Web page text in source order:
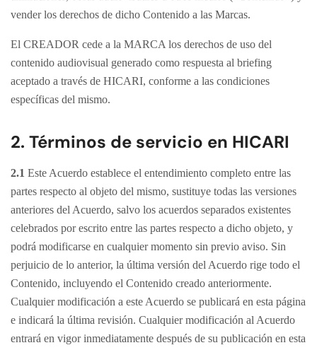
vender los derechos de dicho Contenido a las Marcas.
El CREADOR cede a la MARCA los derechos de uso del
contenido audiovisual generado como respuesta al briefing
aceptado a través de HICARI, conforme a las condiciones
específicas del mismo.
2. Términos de servicio en HICARI
2.1 Este Acuerdo establece el entendimiento completo entre las
partes respecto al objeto del mismo, sustituye todas las versiones
anteriores del Acuerdo, salvo los acuerdos separados existentes
celebrados por escrito entre las partes respecto a dicho objeto, y
podrá modificarse en cualquier momento sin previo aviso. Sin
perjuicio de lo anterior, la última versión del Acuerdo rige todo el
Contenido, incluyendo el Contenido creado anteriormente.
Cualquier modificación a este Acuerdo se publicará en esta página
e indicará la última revisión. Cualquier modificación al Acuerdo
entrará en vigor inmediatamente después de su publicación en esta